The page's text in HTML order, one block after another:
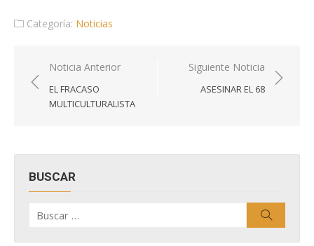
Categoría: Noticias
Navegación
de
entradas
Noticia Anterior
EL FRACASO
MULTICULTURALISTA
Siguiente Noticia
ASESINAR EL 68
BUSCAR
por: